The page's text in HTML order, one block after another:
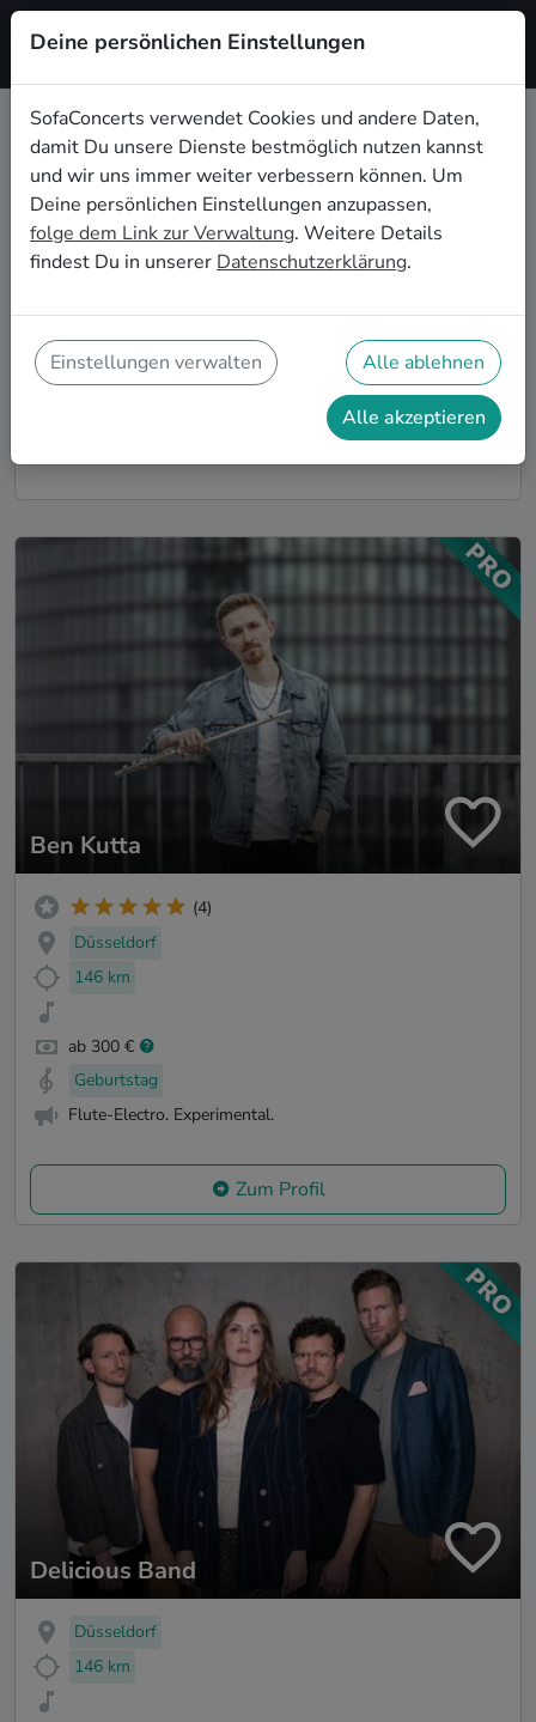
Registrieren
Electronic Live-Musik für die
Geburtstagsfeier in Osnabrück
Du möchtest Deine diesjährige Geburtstagsfeier in
Osnabrück zu einem unvergesslichen Erlebnis
Hier findest Du Electronic Musiker*innen und Bands
für Deine Geburtstagsfeier in Osnabrück, die genau zu
Deiner Feier und Deinen Wünschen passen.
So funktioniert's!
Ben Kutta
(4)
Düsseldorf
146 km
ab 300 €
Geburtstag
Flute-Electro. Experimental.
Zum Profil
Delicious Band
Düsseldorf
146 km
Deine persönlichen Einstellungen
SofaConcerts verwendet Cookies und andere Daten,
damit Du unsere Dienste bestmöglich nutzen kannst
und wir uns immer weiter verbessern können. Um
Deine persönlichen Einstellungen anzupassen,
folge dem Link zur Verwaltung. Weitere Details
findest Du in unserer Datenschutzerklärung.
Einstellungen verwalten Alle ablehnen
Alle akzeptieren